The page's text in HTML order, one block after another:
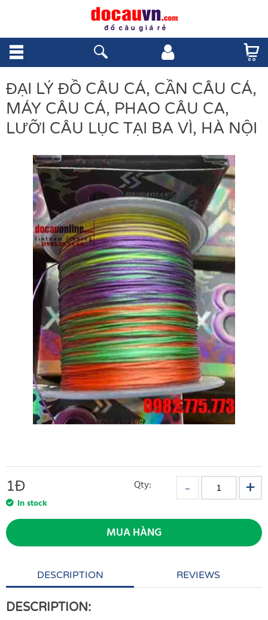
ĐẠI LÝ ĐỒ CÂU CÁ, CẦN CÂU CÁ,
MÁY CÂU CÁ, PHAO CÂU CA,
LƯỠI CÂU LỤC TẠI BA VÌ, HÀ NỘI
1Đ
In stock
Qty:
MUA HÀNG
DESCRIPTION REVIEWS
DESCRIPTION: